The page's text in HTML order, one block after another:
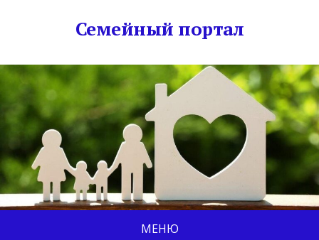
Семейный портал
МЕНЮ